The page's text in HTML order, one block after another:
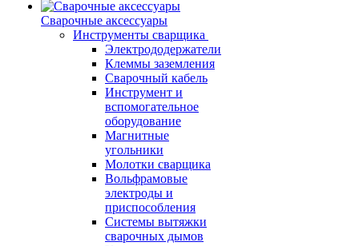
Сварочные аксессуары
Инструменты сварщика
Электрододержатели
Клеммы заземления
Сварочный кабель
Инструмент и
вспомогательное
оборудование
Магнитные
угольники
Молотки сварщика
Вольфрамовые
электроды и
приспособления
Системы вытяжки
сварочных дымов